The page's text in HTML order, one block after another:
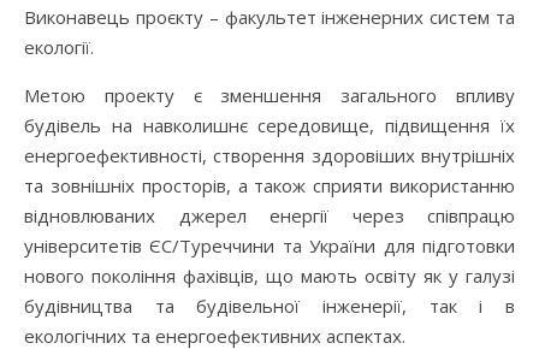
Виконавець проєкту – факультет інженерних систем та
екології.
Метою проекту є зменшення загального впливу
будівель на навколишнє середовище, підвищення їх
енергоефективності, створення здоровіших внутрішніх
та зовнішніх просторів, а також сприяти використанню
відновлюваних джерел енергії через співпрацю
університетів ЄС/Туреччини та України для підготовки
нового покоління фахівців, що мають освіту як у галузі
будівництва та будівельної інженерії, так і в
екологічних та енергоефективних аспектах.